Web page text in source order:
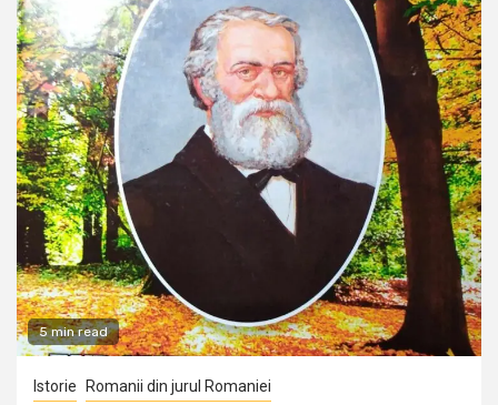
5 min read
Istorie Romanii din jurul Romaniei